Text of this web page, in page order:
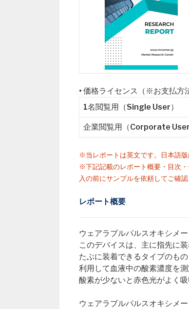
• 価格ライセンス（※お支払方
1名閲覧用（Single User）
企業閲覧用（Corporate User
※当レポートは英文です。日本語版
※下記記載のレポート概要・目次
入の前にサンプルを依頼してご確認
レポート概要
ウェアラブルパルスオキシメ
このデバイスは、主に指先に
たぶに装着できるタイプのも
利用して血液中の酸素濃度を
酸素が少ないと赤色光がよく
ウェアラブルパルスオキシメ